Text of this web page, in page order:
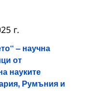
– научна
от
науките
Румъния и
г.